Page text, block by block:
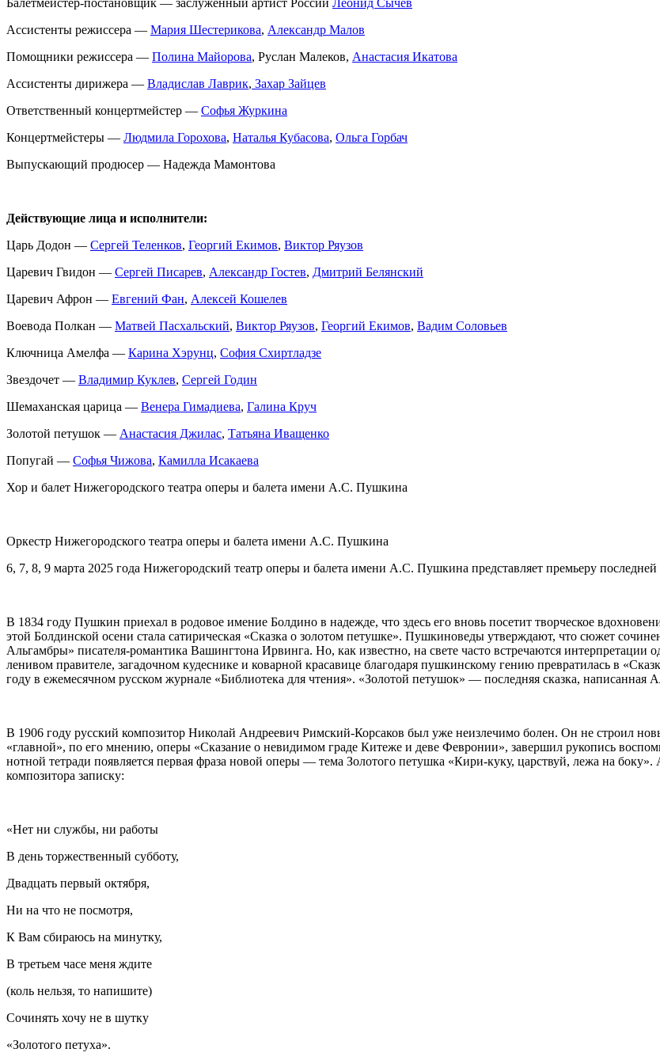
Ассистенты режиссера — Мария Шестерикова, Александр Малов
Помощники режиссера — Полина Майорова, Руслан Малеков, Анастасия Икатова
Ассистенты дирижера — Владислав Лаврик, Захар Зайцев
Ответственный концертмейстер — Софья Журкина
Концертмейстеры — Людмила Горохова, Наталья Кубасова, Ольга Горбач
Выпускающий продюсер — Надежда Мамонтова
Действующие лица и исполнители:
Царь Додон — Сергей Теленков, Георгий Екимов, Виктор Ряузов
Царевич Гвидон — Сергей Писарев, Александр Гостев, Дмитрий Белянский
Царевич Афрон — Евгений Фан, Алексей Кошелев
Воевода Полкан — Матвей Пасхальский, Виктор Ряузов, Георгий Екимов, Вадим Соловьев
Ключница Амелфа — Карина Хэрунц, София Схиртладзе
Звездочет — Владимир Куклев, Сергей Годин
Шемаханская царица — Венера Гимадиева, Галина Круч
Золотой петушок — Анастасия Джилас, Татьяна Иващенко
Попугай — Софья Чижова, Камилла Исакаева
Хор и балет Нижегородского театра оперы и балета имени А.С. Пушкина
Оркестр Нижегородского театра оперы и балета имени А.С. Пушкина
6, 7, 8, 9 марта 2025 года Нижегородский театр оперы и балета имени А.С. Пушкина представляет премьеру
В 1834 году Пушкин приехал в родовое имение Болдино в надежде, что здесь его вновь посетит творческое
этой Болдинской осени стала сатирическая «Сказка о золотом петушке». Пушкиноведы утверждают, что сюжет
Альгамбры» писателя-романтика Вашингтона Ирвинга. Но, как известно, на свете часто встречаются
ленивом правителе, загадочном кудеснике и коварной красавице благодаря пушкинскому гению превратилась в
году в ежемесячном русском журнале «Библиотека для чтения». «Золотой петушок» — последняя сказка,
В 1906 году русский композитор Николай Андреевич Римский-Корсаков был уже неизлечимо болен. Он не строил
«главной», по его мнению, оперы «Сказание о невидимом граде Китеже и деве Февронии», завершил рукопись
нотной тетради появляется первая фраза новой оперы — тема Золотого петушка «Кири-куку, царствуй, лежа на
композитора записку:
«Нет ни службы, ни работы
В день торжественный субботу,
Двадцать первый октября,
Ни на что не посмотря,
К Вам сбираюсь на минутку,
В третьем часе меня ждите
(коль нельзя, то напишите)
Сочинять хочу не в шутку
«Золотого петуха».